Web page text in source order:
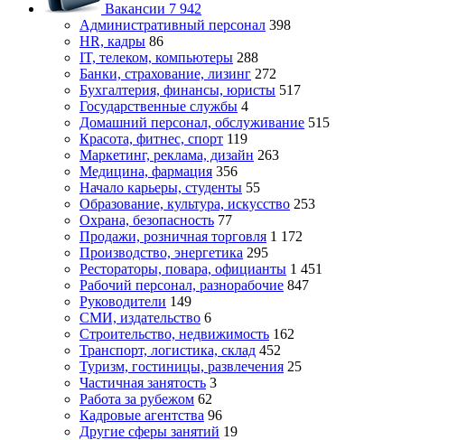
Вакансии 7 942
Административный персонал 398
HR, кадры 86
IT, телеком, компьютеры 288
Банки, страхование, лизинг 272
Бухгалтерия, финансы, юристы 517
Государственные службы 4
Домашний персонал, обслуживание 515
Красота, фитнес, спорт 119
Маркетинг, реклама, дизайн 263
Медицина, фармация 356
Начало карьеры, студенты 55
Образование, культура, искусство 253
Охрана, безопасность 77
Продажи, розничная торговля 1 172
Производство, энергетика 295
Рестораторы, повара, официанты 1 451
Рабочий персонал, разнорабочие 847
Руководители 149
СМИ, издательство 6
Строительство, недвижимость 162
Транспорт, логистика, склад 452
Туризм, гостиницы, развлечения 25
Частичная занятость 3
Работа за рубежом 62
Кадровые агентства 96
Другие сферы занятий 19